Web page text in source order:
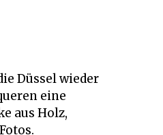
Düssel wieder
eine
aus Holz,